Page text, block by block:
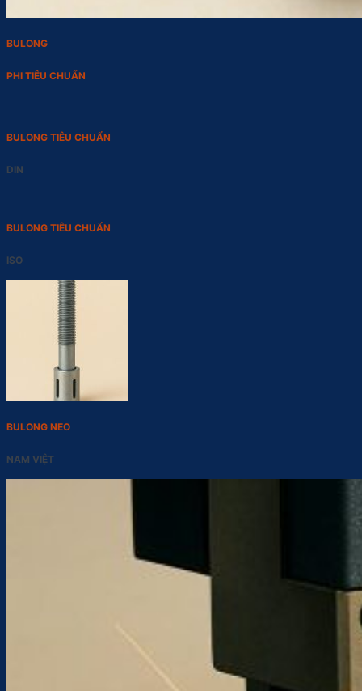
BULONG
PHI TIÊU CHUẨN
BULONG TIÊU CHUẨN
DIN
BULONG TIÊU CHUẨN
ISO
BULONG NEO
NAM VIỆT